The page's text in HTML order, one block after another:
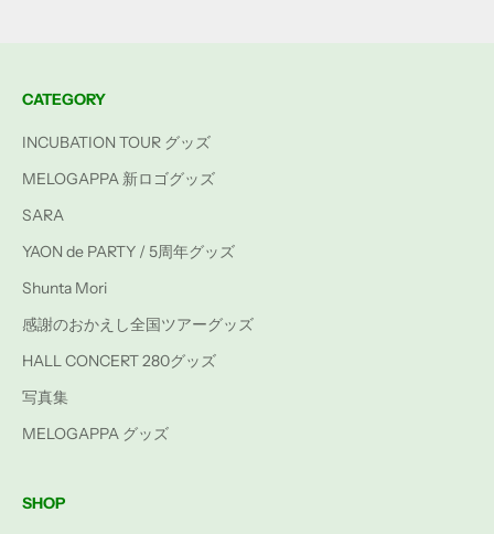
CATEGORY
INCUBATION TOUR グッズ
MELOGAPPA 新ロゴグッズ
SARA
YAON de PARTY / 5周年グッズ
Shunta Mori
感謝のおかえし全国ツアーグッズ
HALL CONCERT 280グッズ
写真集
MELOGAPPA グッズ
SHOP